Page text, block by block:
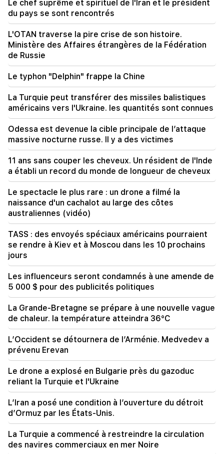
20:00
Le typhon "Delphin" frappe la Chine
19:34
Les Houthis ont attaqué le port d'El-Maha au
Yémen. au moins sept personnes ont été tuées -
Médias
19:00
Pour se venger, ils se sont armés et ont tendu
une embuscade au magasin des frères. Les
représailles ont été évitées à Etchmiadzine
18:34
L'Arménie veut élever ses relations avec
Singapour à un niveau qualitativement nouveau
18:00
Nous dirons adieu aux températures
supérieures à +35°C pour longtemps. Azizian
17:34
Le temps en Arménie va changer radicalement
17:00
La Sainte Église apostolique arménienne a
intenté une action en justice contre le Comité
des recettes de l'État
16:34
Nouveaux détails du combat à Dashtavan. Il y a
des arrestations
Le chef suprême et spirituel de l'Iran et le président
du pays se sont rencontrés
L'OTAN traverse la pire crise de son histoire.
Ministère des Affaires étrangères de la Fédération
de Russie
Le typhon "Delphin" frappe la Chine
La Turquie peut transférer des missiles balistiques
américains vers l'Ukraine. les quantités sont connues
Odessa est devenue la cible principale de l’attaque
massive nocturne russe. Il y a des victimes
11 ans sans couper les cheveux. Un résident de l'Inde
a établi un record du monde de longueur de cheveux
Le spectacle le plus rare : un drone a filmé la
naissance d'un cachalot au large des côtes
australiennes (vidéo)
TASS : des envoyés spéciaux américains pourraient
se rendre à Kiev et à Moscou dans les 10 prochains
jours
Les influenceurs seront condamnés à une amende de
5 000 $ pour des publicités politiques
La Grande-Bretagne se prépare à une nouvelle vague
de chaleur. la température atteindra 36°C
L’Occident se détournera de l’Arménie. Medvedev a
prévenu Erevan
Le drone a explosé en Bulgarie près du gazoduc
reliant la Turquie et l'Ukraine
L’Iran a posé une condition à l’ouverture du détroit
d’Ormuz par les États-Unis.
La Turquie a commencé à restreindre la circulation
des navires commerciaux en mer Noire